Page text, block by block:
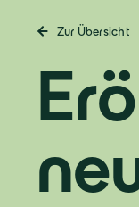
Zur Übersicht